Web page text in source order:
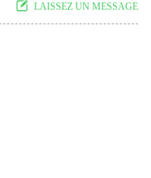
LAISSEZ UN MESSAGE